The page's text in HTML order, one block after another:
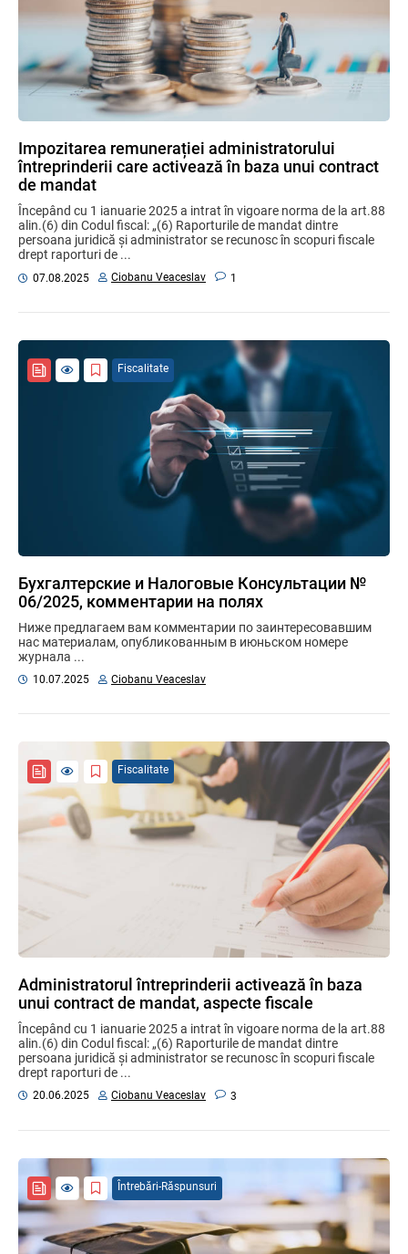
Impozitarea remunerației administratorului
întreprinderii care activează în baza unui contract
de mandat
Începând cu 1 ianuarie 2025 a intrat în vigoare norma de la art.88
alin.(6) din Codul fiscal: „(6) Raporturile de mandat dintre
persoana juridică și administrator se recunosc în scopuri fiscale
drept raporturi de ...
07.08.2025 Ciobanu Veaceslav 1
Fiscalitate
Бухгалтерские и Налоговые Консультации №
06/2025, комментарии на полях
Ниже предлагаем вам комментарии по заинтересовавшим
нас материалам, опубликованным в июньском номере
журнала ...
10.07.2025 Ciobanu Veaceslav
Fiscalitate
Administratorul întreprinderii activează în baza
unui contract de mandat, aspecte fiscale
Începând cu 1 ianuarie 2025 a intrat în vigoare norma de la art.88
alin.(6) din Codul fiscal: „(6) Raporturile de mandat dintre
persoana juridică și administrator se recunosc în scopuri fiscale
drept raporturi de ...
20.06.2025 Ciobanu Veaceslav 3
Întrebări-Răspunsuri